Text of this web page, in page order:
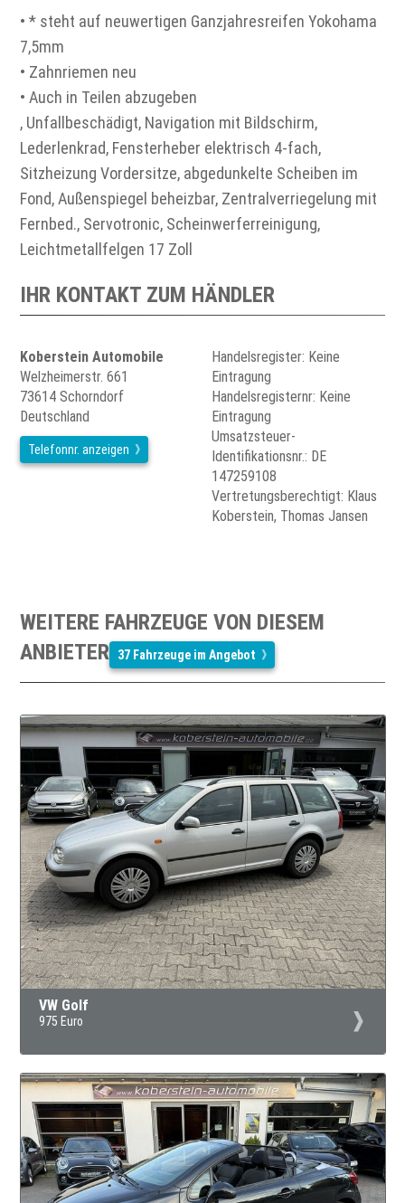
• * steht auf neuwertigen Ganzjahresreifen Yokohama
7,5mm
• Zahnriemen neu
• Auch in Teilen abzugeben
, Unfallbeschädigt, Navigation mit Bildschirm,
Lederlenkrad, Fensterheber elektrisch 4-fach,
Sitzheizung Vordersitze, abgedunkelte Scheiben im
Fond, Außenspiegel beheizbar, Zentralverriegelung mit
Fernbed., Servotronic, Scheinwerferreinigung,
Leichtmetallfelgen 17 Zoll
IHR KONTAKT ZUM HÄNDLER
Koberstein Automobile
Welzheimerstr. 661
73614 Schorndorf
Deutschland
Telefonnr. anzeigen
Handelsregister: Keine
Eintragung
Handelsregisternr: Keine
Eintragung
Umsatzsteuer-
Identifikationsnr.: DE
147259108
Vertretungsberechtigt: Klaus
Koberstein, Thomas Jansen
WEITERE FAHRZEUGE VON DIESEM
ANBIETER 37 Fahrzeuge im Angebot
VW Golf
975 Euro